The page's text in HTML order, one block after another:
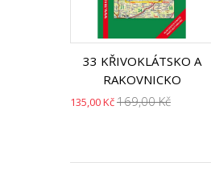
33 KŘIVOKLÁTSKO A
RAKOVNICKO
135,00 Kč169,00 Kč